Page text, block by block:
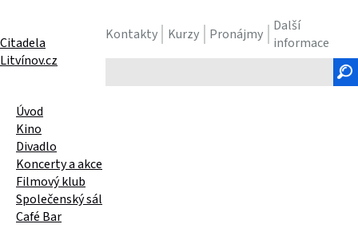
Kontakty Kurzy Pronájmy
Další
informace
text
Citadela
Litvínov.cz
Úvod
Kino
Divadlo
Koncerty a akce
Filmový klub
Společenský sál
Café Bar